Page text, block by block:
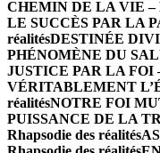
CHEMIN DE LA VIE –
LE SUCCÈS PAR LA
réalitésDESTINÉE
PHÉNOMÈNE DU
JUSTICE PAR LA FOI
VÉRITABLEMENT
réalitésNOTRE FOI
PUISSANCE DE LA
Rhapsodie des réalités